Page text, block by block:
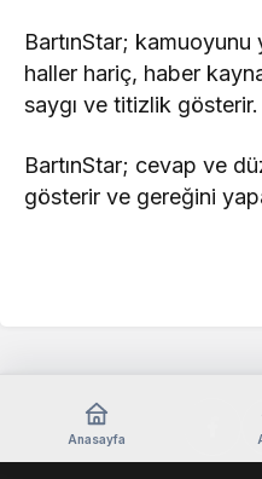
BartınStar; kamuoyunu
haller hariç, haber
saygı ve titizlik gösterir.
BartınStar; cevap ve
gösterir ve gereğini
Anasayfa